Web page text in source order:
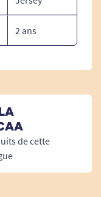
peut
ou
sans
durées
sensibles.
2 ans
de cette